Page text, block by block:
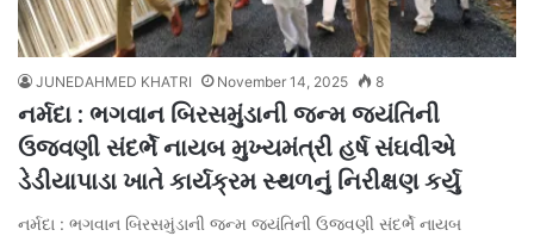
JUNEDAHMED KHATRI November 14, 2025 8
નર્મદા : ભગવાન બિરસમુંડાની જન્મ જયંતિની
ઉજવણી સંદર્ભે નાયબ મુખ્યમંત્રી હર્ષ સંઘવીએ
ડેડીયાપાડા ખાતે કાર્યક્રમ સ્થળનું નિરીક્ષણ કર્યુ
નર્મદા : ભગવાન બિરસમુંડાની જન્મ જયંતિની ઉજવણી સંદર્ભે નાયબ